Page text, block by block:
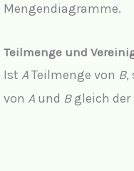
Mengendiagramme.
Teilmenge und
Ist ATeilmenge von B,
von A und Bgleich der